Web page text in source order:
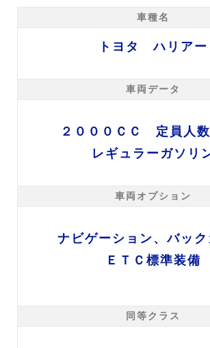
車種名
トヨタ ハリアー
車両データ
２０００ＣＣ 定員人
レギュラーガソリ
車両オプション
ナビゲーション、バック
ＥＴＣ標準装備
同等クラス